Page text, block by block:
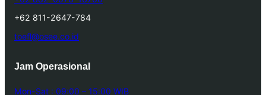
+62 811-2647-784
toefl@osee.co.id
Jam Operasional
Mon-Sat : 09:00 – 15:00 WIB